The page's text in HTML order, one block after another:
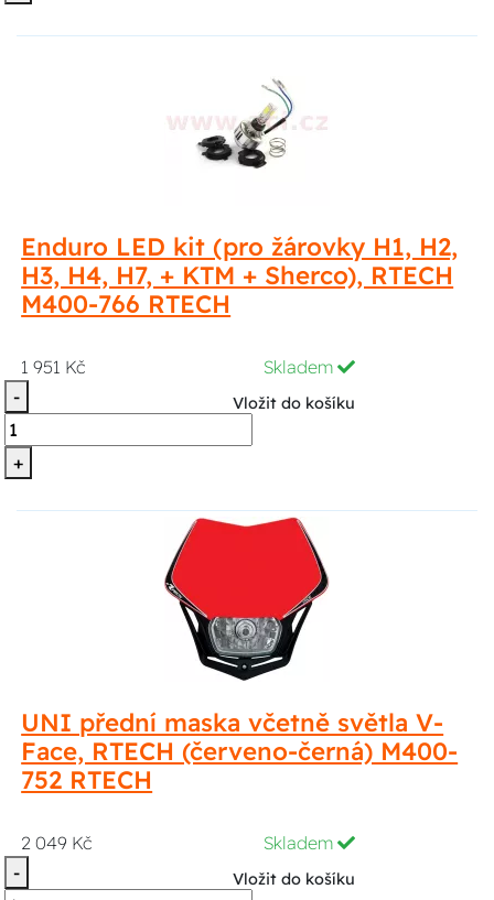
Enduro LED kit (pro žárovky H1, H2,
H3, H4, H7, + KTM + Sherco), RTECH
M400-766 RTECH
1 951 Kč
Skladem
-
+
Vložit do košíku
UNI přední maska včetně světla V-
Face, RTECH (červeno-černá) M400-
752 RTECH
2 049 Kč
Skladem
-
Vložit do košíku